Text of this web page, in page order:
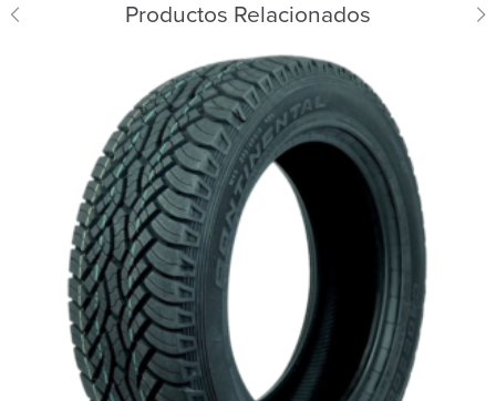
Productos Relacionados